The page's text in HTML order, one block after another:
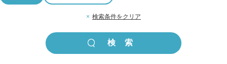
× 検索条件をクリア